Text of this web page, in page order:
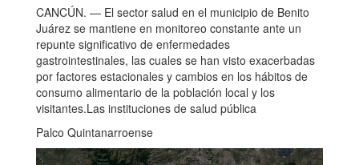
CANCÚN. — El sector salud en el municipio de Benito
Juárez se mantiene en monitoreo constante ante un
repunte significativo de enfermedades
gastrointestinales, las cuales se han visto exacerbadas
por factores estacionales y cambios en los hábitos de
consumo alimentario de la población local y los
visitantes.Las instituciones de salud pública
Palco Quintanarroense